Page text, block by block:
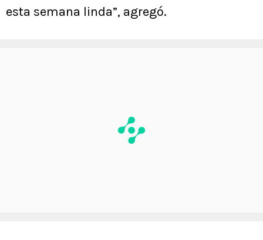
esta semana linda”, agregó.